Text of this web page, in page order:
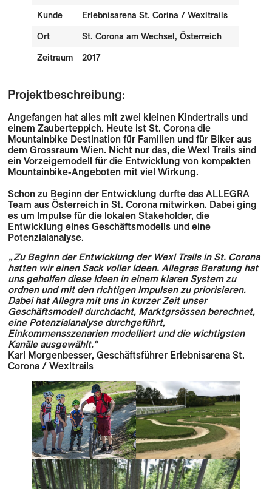
Kunde
Erlebnisarena St. Corina / Wexltrails
Ort
St. Corona am Wechsel, Österreich
Zeitraum
2017
Projektbeschreibung:
Angefangen hat alles mit zwei kleinen Kindertrails und
einem Zauberteppich. Heute ist St. Corona die
Mountainbike Destination für Familien und für Biker aus
dem Grossraum Wien. Nicht nur das, die Wexl Trails sind
ein Vorzeigemodell für die Entwicklung von kompakten
Mountainbike-Angeboten mit viel Wirkung.
Schon zu Beginn der Entwicklung durfte dasALLEGRA
Team aus Österreich in St. Corona mitwirken. Dabei ging
es um Impulse für die lokalen Stakeholder, die
Entwicklung eines Geschäftsmodells und eine
Potenzialanalyse.
„Zu Beginn der Entwicklung der Wexl Trails in St. Corona
hatten wir einen Sack voller Ideen. Allegras Beratung hat
uns geholfen diese Ideen in einem klaren System zu
ordnen und mit den richtigen Impulsen zu priorisieren.
Dabei hat Allegra mit uns in kurzer Zeit unser
Geschäftsmodell durchdacht, Marktgrsössen berechnet,
eine Potenzialanalyse durchgeführt,
Einkommensszenarien modelliert und die wichtigsten
Kanäle ausgewählt.“
Karl Morgenbesser, Geschäftsführer Erlebnisarena St.
Corona / Wexltrails